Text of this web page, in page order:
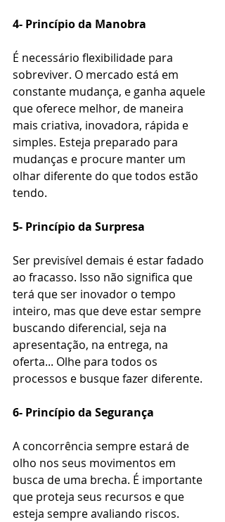
4- Princípio da Manobra
É necessário flexibilidade para
sobreviver. O mercado está em
constante mudança, e ganha aquele
que oferece melhor, de maneira
mais criativa, inovadora, rápida e
simples. Esteja preparado para
mudanças e procure manter um
olhar diferente do que todos estão
tendo.
5- Princípio da Surpresa
Ser previsível demais é estar fadado
ao fracasso. Isso não significa que
terá que ser inovador o tempo
inteiro, mas que deve estar sempre
buscando diferencial, seja na
apresentação, na entrega, na
oferta... Olhe para todos os
processos e busque fazer diferente.
6- Princípio da Segurança
A concorrência sempre estará de
olho nos seus movimentos em
busca de uma brecha. É importante
que proteja seus recursos e que
esteja sempre avaliando riscos.